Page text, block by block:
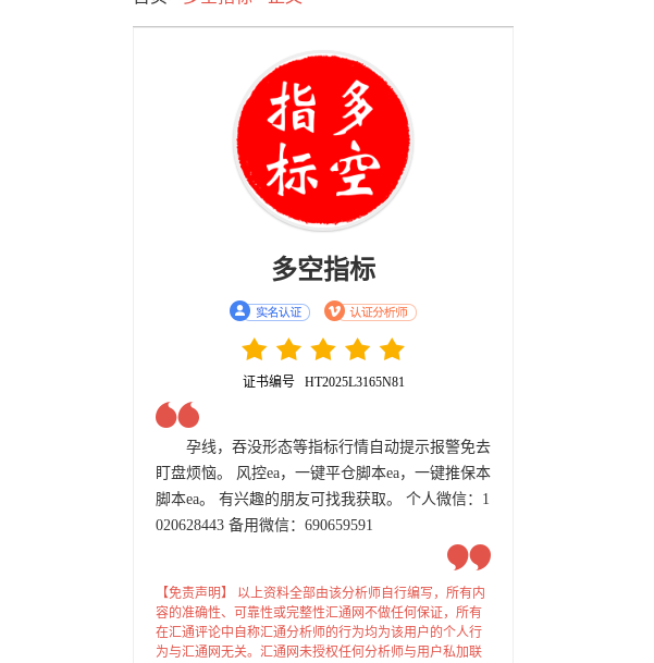
多空指标
证书编号 HT2025L3165N81
孕线，吞没形态等指标行情自动提示报警免去
盯盘烦恼。 风控ea，一键平仓脚本ea，一键推保本
脚本ea。 有兴趣的朋友可找我获取。 个人微信：1
020628443 备用微信：690659591
【免责声明】 以上资料全部由该分析师自行编写，所有内
容的准确性、可靠性或完整性汇通网不做任何保证，所有
在汇通评论中自称汇通分析师的行为均为该用户的个人行
为与汇通网无关。汇通网未授权任何分析师与用户私加联